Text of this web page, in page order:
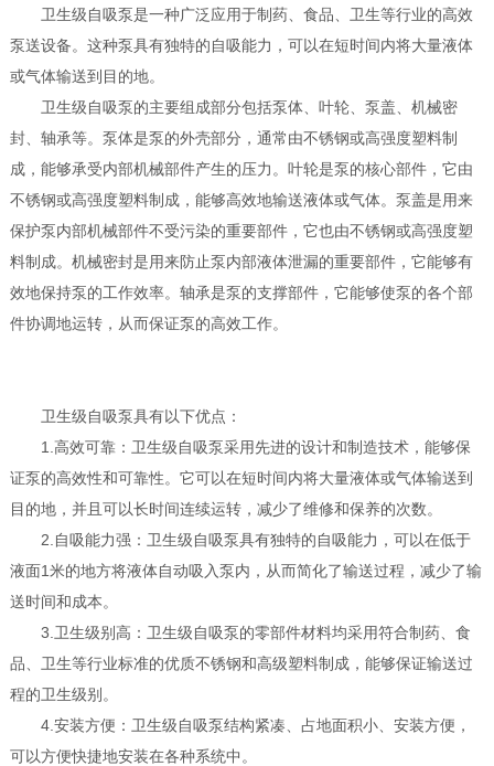
卫生级自吸泵是一种广泛应用于制药、食品、卫生等行业的高效
泵送设备。这种泵具有独特的自吸能力，可以在短时间内将大量液体
或气体输送到目的地。
卫生级自吸泵的主要组成部分包括泵体、叶轮、泵盖、机械密
封、轴承等。泵体是泵的外壳部分，通常由不锈钢或高强度塑料制
成，能够承受内部机械部件产生的压力。叶轮是泵的核心部件，它由
不锈钢或高强度塑料制成，能够高效地输送液体或气体。泵盖是用来
保护泵内部机械部件不受污染的重要部件，它也由不锈钢或高强度塑
料制成。机械密封是用来防止泵内部液体泄漏的重要部件，它能够有
效地保持泵的工作效率。轴承是泵的支撑部件，它能够使泵的各个部
件协调地运转，从而保证泵的高效工作。
卫生级自吸泵具有以下优点：
1.高效可靠：卫生级自吸泵采用先进的设计和制造技术，能够保
证泵的高效性和可靠性。它可以在短时间内将大量液体或气体输送到
目的地，并且可以长时间连续运转，减少了维修和保养的次数。
2.自吸能力强：卫生级自吸泵具有独特的自吸能力，可以在低于
液面1米的地方将液体自动吸入泵内，从而简化了输送过程，减少了输
送时间和成本。
3.卫生级别高：卫生级自吸泵的零部件材料均采用符合制药、食
品、卫生等行业标准的优质不锈钢和高级塑料制成，能够保证输送过
程的卫生级别。
4.安装方便：卫生级自吸泵结构紧凑、占地面积小、安装方便，
可以方便快捷地安装在各种系统中。